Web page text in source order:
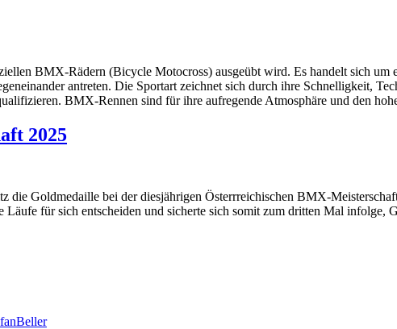
BMX-Rädern (Bicycle Motocross) ausgeübt wird. Es handelt sich um
antreten. Die Sportart zeichnet sich durch ihre Schnelligkeit,
BMX-Rennen sind für ihre aufregende Atmosphäre und den
2025
die Goldmedaille bei der diesjährigen Österrreichischen BMX-
Läufe für sich entscheiden und sicherte sich somit zum dritten Mal infolge,